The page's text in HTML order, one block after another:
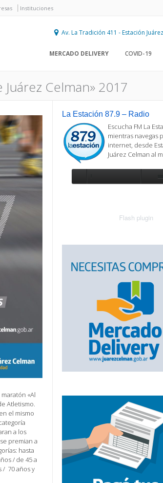
Instituciones
Av. La Tradición 411 - Estación
MERCADO DELIVERY COVID-19
Celman» 2017
«Al
Atletismo.
el mismo
a los
premian a
hasta
/ de 45 a
/ 70 años y
La Estación 87.9 – Radio
Escucha FM La
mientras navegas
internet, desde
Juárez Celman al
Flash plugin